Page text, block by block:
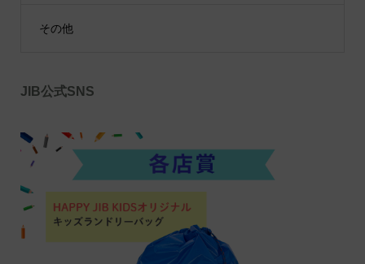
その他
JIB公式SNS